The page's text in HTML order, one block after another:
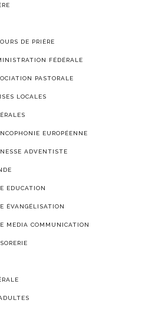
DE PRIÈRE
FÉDÉRALE
PASTORALE
LOCALES
EUROPÉENNE
ADVENTISTE
EDUCATION
ÉVANGÉLISATION
MEDIA COMMUNICATION